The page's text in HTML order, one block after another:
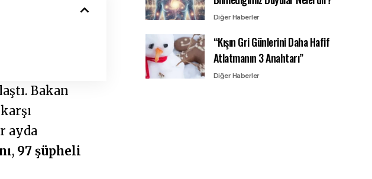
Bakan
ayda
, 97 şüpheli
Diğer Haberler
“Kışın Gri Günlerini Daha Hafif
Atlatmanın 3 Anahtarı”
Diğer Haberler